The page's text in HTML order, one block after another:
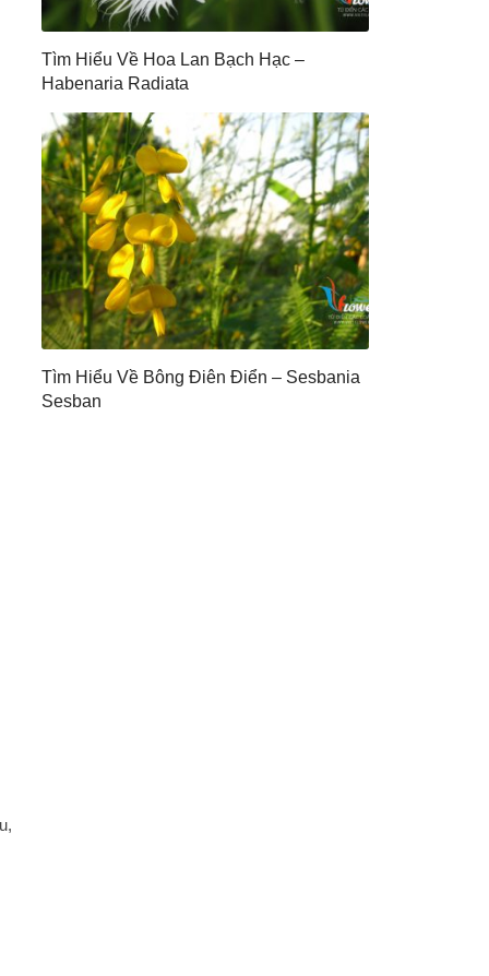
Tìm Hiểu Về Hoa Lan Bạch Hạc –
Habenaria Radiata
Tìm Hiểu Về Bông Điên Điển – Sesbania
Sesban